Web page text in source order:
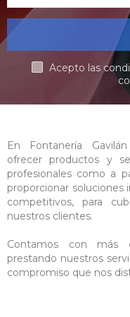
Acepto las
En Fontanería
ofrecer productos y
profesionales como a
proporcionar soluciones
competitivos, para
nuestros clientes.
Contamos con más
prestando nuestros
compromiso que nos